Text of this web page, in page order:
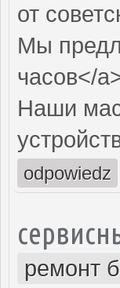
от
Мы
часов</
Наши
odpowiedz
ремонт